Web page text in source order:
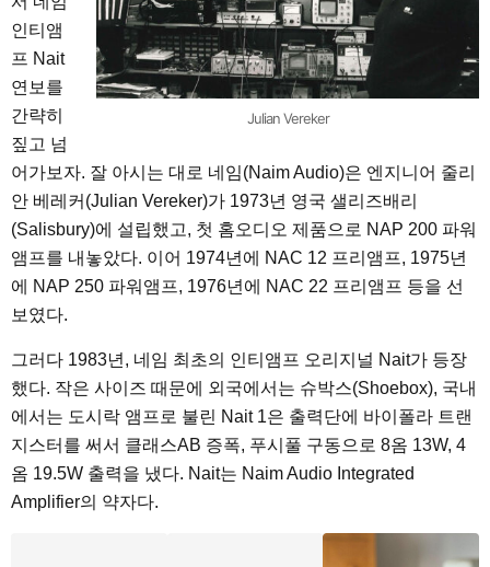
Julian Vereker
인티앰
프 Nait
연보를
간략히
짚고 넘
어가보자. 잘 아시는 대로 네임(Naim Audio)은 엔지니어 줄리
안 베레커(Julian Vereker)가 1973년 영국 샐리즈배리
(Salisbury)에 설립했고, 첫 홈오디오 제품으로 NAP 200 파워
앰프를 내놓았다. 이어 1974년에 NAC 12 프리앰프, 1975년
에 NAP 250 파워앰프, 1976년에 NAC 22 프리앰프 등을 선
보였다.
그러다 1983년, 네임 최초의 인티앰프 오리지널 Nait가 등장
했다. 작은 사이즈 때문에 외국에서는 슈박스(Shoebox), 국내
에서는 도시락 앰프로 불린 Nait 1은 출력단에 바이폴라 트랜
지스터를 써서 클래스AB 증폭, 푸시풀 구동으로 8옴 13W, 4
옴 19.5W 출력을 냈다. Nait는 Naim Audio Integrated
Amplifier의 약자다.